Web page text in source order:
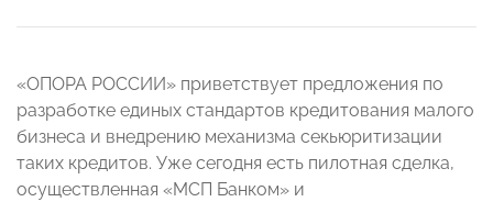
«ОПОРА РОССИИ» приветствует предложения по
разработке единых стандартов кредитования малого
бизнеса и внедрению механизма секьюритизации
таких кредитов. Уже сегодня есть пилотная сделка,
осуществленная «МСП Банком» и